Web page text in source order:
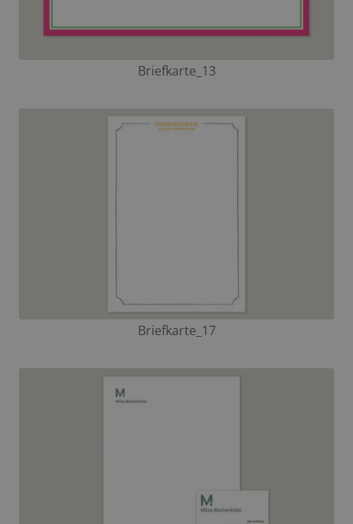
Briefkarte_13
Briefkarte_17